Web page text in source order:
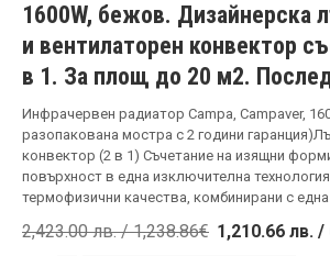
1600W, бежов. Дизайнерска
и вентилаторен конвектор
в 1. За площ до 20 м2.
Инфрачервен радиатор Campa, Campaver,
разопакована мостра с 2 години
конвектор (2 в 1) Съчетание на изящни
повърхност в една изключителна
термофизични качества, комбинирани с
1,210.66 лв. /
2,423.00 лв. / 1,238.86€